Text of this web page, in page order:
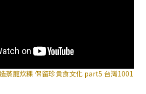
蒸籠炊粿 保留珍貴食文化 part5 台灣1001